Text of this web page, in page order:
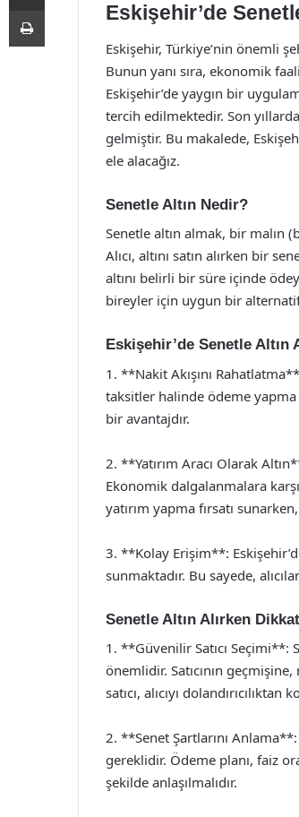
Eskişehir’de
Eskişehir, Türkiye’nin önemli
Bunun yanı sıra, ekonomik
Eskişehir’de yaygın bir
tercih edilmektedir. Son
gelmiştir. Bu makalede,
ele alacağız.
Senetle Altın Nedir?
Senetle altın almak, bir malın
Alıcı, altını satın alırken bir
altını belirli bir süre içinde
bireyler için uygun bir
Eskişehir’de Senetle Altın
1. **Nakit Akışını
taksitler halinde ödeme yapma
bir avantajdır.
2. **Yatırım Aracı Olarak
Ekonomik dalgalanmalara
yatırım yapma fırsatı
3. **Kolay Erişim**:
sunmaktadır. Bu sayede,
Senetle Altın Alırken
1. **Güvenilir Satıcı Seçimi**:
önemlidir. Satıcının
satıcı, alıcıyı dolandırıcılıktan
2. **Senet Şartlarını
gereklidir. Ödeme planı, faiz
şekilde anlaşılmalıdır.